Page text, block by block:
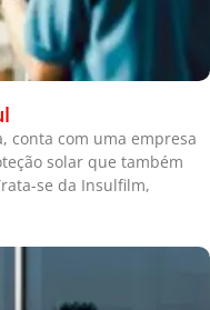
conta com uma empresa
solar que também
se da Insulfilm,